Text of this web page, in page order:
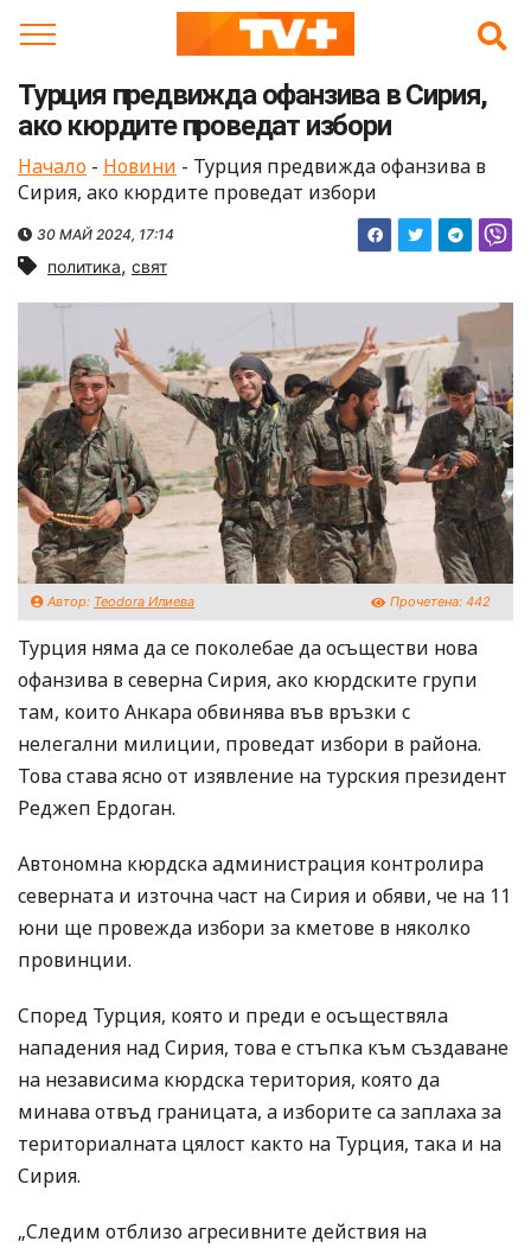
Турция предвижда офанзива в Сирия,
ако кюрдите проведат избори
Начало - Новини - Турция предвижда офанзива в
Сирия, ако кюрдите проведат избори
30 МАЙ 2024, 17:14
политика, свят
Автор: Teodora Илиева Прочетена: 442
Турция няма да се поколебае да осъществи нова
офанзива в северна Сирия, ако кюрдските групи
там, които Анкара обвинява във връзки с
нелегални милиции, проведат избори в района.
Това става ясно от изявление на турския президент
Реджеп Ердоган.
Автономна кюрдска администрация контролира
северната и източна част на Сирия и обяви, че на 11
юни ще провежда избори за кметове в няколко
провинции.
Според Турция, която и преди е осъществяла
нападения над Сирия, това е стъпка към създаване
на независима кюрдска територия, която да
минава отвъд границата, а изборите са заплаха за
териториалната цялост както на Турция, така и на
Сирия.
„Следим отблизо агресивните действия на